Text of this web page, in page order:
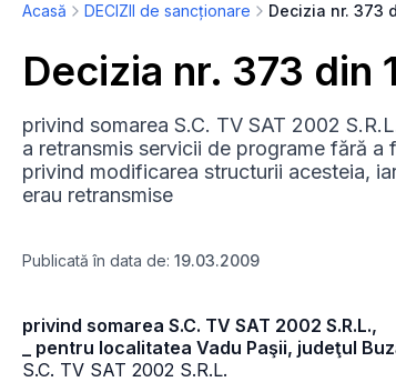
Acasă DECIZII de sancționare
Decizia nr. 373 din
privind somarea S.C. TV SAT 2002
a retransmis servicii de programe fără
privind modificarea structurii acesteia,
erau retransmise
Publicată în data de: 19.03.2009
privind somarea S.C. TV SAT 2002 S.R.L.,
_ pentru localitatea Vadu Paşii, judeţul
S.C. TV SAT 2002 S.R.L.